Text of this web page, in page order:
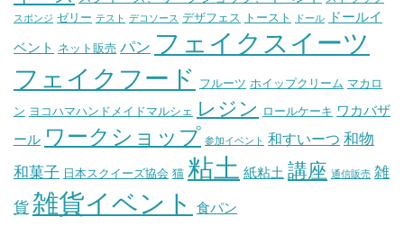
スポンジ ゼリー テスト デコソース デザフェス トースト ドール ドールイ
ベント ネット販売 パン フェイクスイーツ
フェイクフード フルーツ ホイップクリーム マカロ
ン ヨコハマハンドメイドマルシェ レジン ロールケーキ ワカバザ
ール ワークショップ 参加イベント 和すいーつ 和物
和菓子 日本スクイーズ協会 猫 粘土 紙粘土 講座 通信販売 雑
貨 雑貨イベント 食パン